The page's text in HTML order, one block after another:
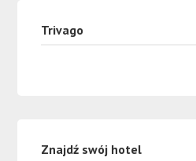
Trivago
Znajdź swój hotel